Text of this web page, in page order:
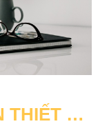
TẠI SAO NÊN THIẾT KẾ WEBSITE NỘI THẤT